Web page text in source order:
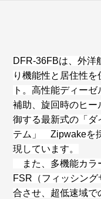
DFR-36FBは、外洋
り機能性と居住性
ト。高性能ディー
補助、旋回時のヒー
御する最新式の「ダ
テム」 Zipwakeを
現しています。
また、多機能カラ
FSR（フィッシン
合させ、超低速域で